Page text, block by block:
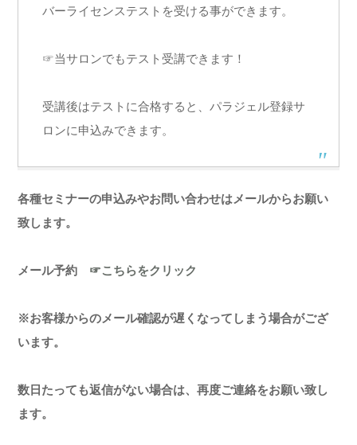
バーライセンステストを受ける事ができます。
☞当サロンでもテスト受講できます！
受講後はテストに合格すると、パラジェル登録サ
ロンに申込みできます。
各種セミナーの申込みやお問い合わせはメールからお願い
致します。
メール予約 ☞こちらをクリック
※お客様からのメール確認が遅くなってしまう場合がござ
います。
数日たっても返信がない場合は、再度ご連絡をお願い致し
ます。